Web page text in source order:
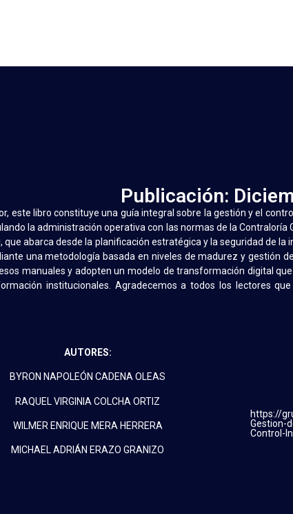
Publicación:
este libro constituye una guía integral sobre la gestión y el
la administración operativa con las normas de la
que abarca desde la planificación estratégica y la seguridad de
una metodología basada en niveles de madurez y gestión
manuales y adopten un modelo de transformación digital
institucionales. Agradecemos a todos los lectores
AUTORES:
BYRON NAPOLEÓN CADENA OLEAS
RAQUEL VIRGINIA COLCHA ORTIZ
WILMER ENRIQUE MERA HERRERA
MICHAEL ADRIÁN ERAZO GRANIZO
https://
Gestion-
Control-